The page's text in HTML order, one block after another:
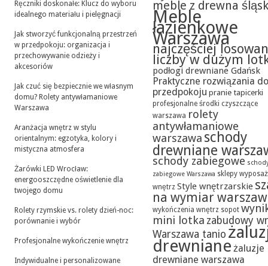
Ręczniki doskonałe: Klucz do wyboru
idealnego materiału i pielęgnacji
Jak stworzyć funkcjonalną przestrzeń
w przedpokoju: organizacja i
przechowywanie odzieży i
akcesoriów
Jak czuć się bezpiecznie we własnym
domu? Rolety antywłamaniowe
Warszawa
Aranżacja wnętrz w stylu
orientalnym: egzotyka, kolory i
mistyczna atmosfera
Żarówki LED Wrocław:
energooszczędne oświetlenie dla
twojego domu
Rolety rzymskie vs. rolety dzień-noc:
porównanie i wybór
Profesjonalne wykończenie wnętrz
Indywidualne i personalizowane
meble z drewna
Meble
łazienkowe
Warszawa
najczęściej
liczby w dużym
podłogi drewniane Gdańsk
Praktyczne rozwiązania do
przedpokoju pranie tapicerki
profesjonalne środki czyszczące
warszawa rolety
antywłamaniowe
warszawa schody
drewniane
schody zabiegowe
zabiegowe Warszawa sklepy
wnętrz Style wnętrzarskie
na wymiar
wykończenia wnętrz sopot
mini lotka zabudowy
Warszawa tanio
drewniane żaluzje
drewniane warszawa